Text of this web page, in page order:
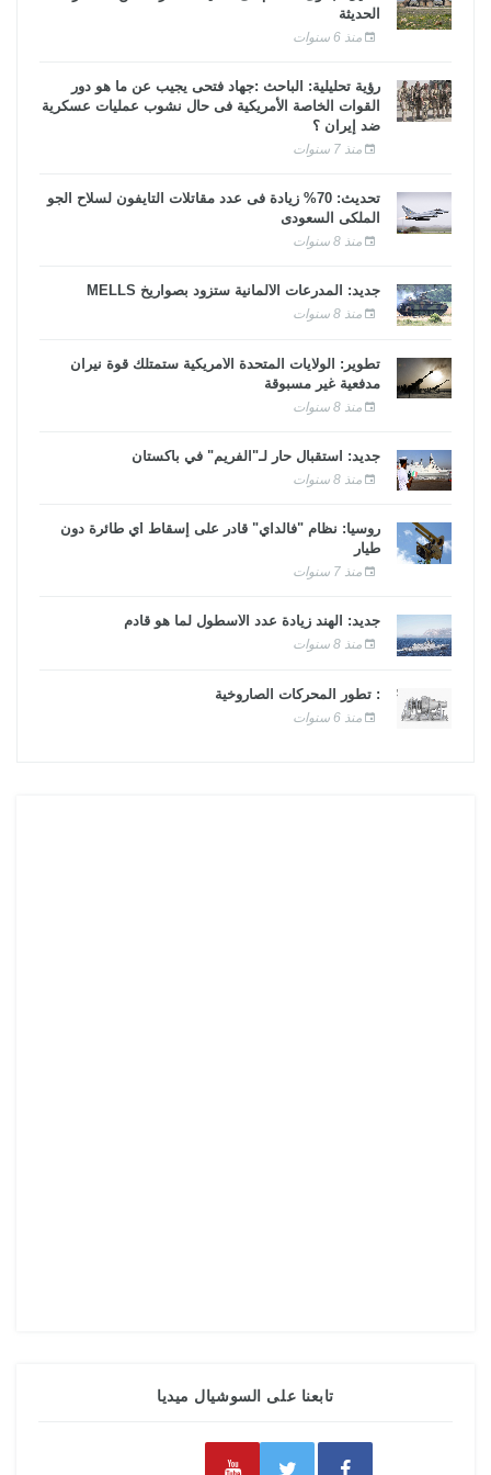
الحديثة
منذ 6 سنوات
رؤية تحليلية: الباحث :جهاد فتحى يجيب عن ما هو دور
القوات الخاصة الأمريكية فى حال نشوب عمليات عسكرية
ضد إيران ؟
منذ 7 سنوات
تحديث: 70% زيادة فى عدد مقاتلات التايفون لسلاح الجو
الملكى السعودى
منذ 8 سنوات
جديد: المدرعات الألمانية ستزود بصواريخ MELLS
منذ 8 سنوات
تطوير: الولايات المتحدة الأمريكية ستمتلك قوة نيران
مدفعية غير مسبوقة
منذ 8 سنوات
جديد: استقبال حار لـ"الفريم" في باكستان
منذ 8 سنوات
روسيا: نظام "فالداي" قادر على إسقاط أي طائرة دون
طيار
منذ 7 سنوات
جديد: الهند زيادة عدد الأسطول لما هو قادم
منذ 8 سنوات
: تطور المحركات الصاروخية
منذ 6 سنوات
تابعنا على السوشيال ميديا